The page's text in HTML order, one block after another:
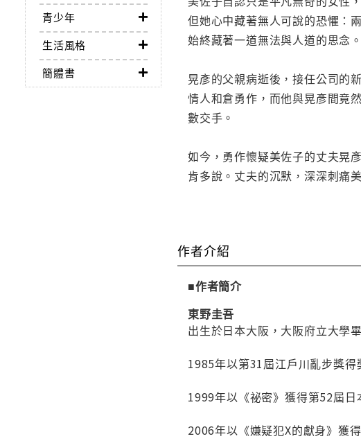
青少年
生活風格
簡體書
但她心中藏著無人可說的恐懼：
始終藏著一道無法與人道的思念。
晃彥的父親病逝後，接任公司的
情人和倉勇作，而他與晃彥間竟
數交手。
如今，勇作懷疑美佐子的丈夫晃
肯多說。丈夫的沉默，深深刺痛
作者介紹
■作者簡介
東野圭吾
出生於日本大阪，大阪府立大學
1985年以第31屆江戶川亂步獎得
1999年以《祕密》獲得第52屆日
2006年以《嫌疑犯X的獻身》獲